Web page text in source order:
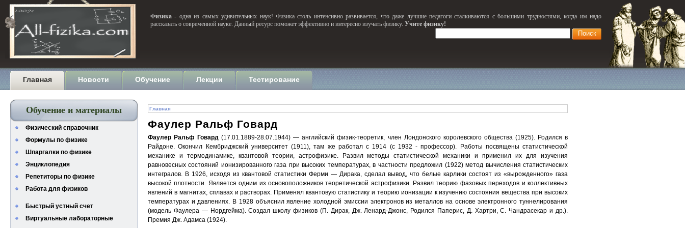
Физика - одна из самых удивительных наук! Физика столь интенсивно развивается, что даже лучшие педагоги сталкиваются с большими трудностями, когда им надо
рассказать о современной науке. Данный ресурс поможет эффективно и интересно изучать физику. Учите физику!
Главная Новости Обучение Лекции Тестирование
Обучение и материалы
Физический справочник
Формулы по физике
Шпаргалки по физике
Энциклопедия
Репетиторы по физике
Работа для физиков
Быстрый устный счет
Виртуальные лабораторные
Главная
Фаулер Ральф Говард
Фаулер Ральф Говард (17.01.1889-28.07.1944) — английский физик-теоретик, член Лондонского королевского общества (1925). Родился в
Райдоне. Окончил Кембриджский университет (1911), там же работал с 1914 (с 1932 - профессор). Работы посвящены статистической
механике и термодинамике, квантовой теории, астрофизике. Развил методы статистической механики и применил их для изучения
равновесных состояний ионизированного газа при высоких температурах, в частности предложил (1922) метод вычисления статистических
интегралов. В 1926, исходя из квантовой статистики Ферми — Дирака, сделал вывод, что белые карлики состоят из «вырожденного» газа
высокой плотности. Является одним из основоположников теоретической астрофизики. Развил теорию фазовых переходов и коллективных
явлений в магнитах, сплавах и растворах. Применял квантовую статистику и теорию ионизации к изучению состояния вещества при высоких
температурах и давлениях. В 1928 объяснил явление холодной эмиссии электронов из металлов на основе электронного туннелирования
(модель Фаулера — Нордгейма). Создал школу физиков (П. Дирак, Дж. Ленард-Джонс, Родился Паперис, Д. Хартри, С. Чандрасекар и др.).
Премия Дж. Адамса (1924).